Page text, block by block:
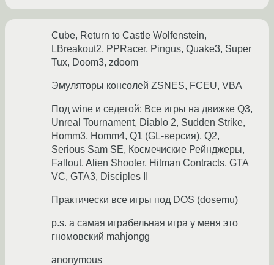
Cube, Return to Castle Wolfenstein,
LBreakout2, PPRacer, Pingus, Quake3, Super
Tux, Doom3, zdoom
Эмуляторы консолей ZSNES, FCEU, VBA
Под wine и седегой: Все игры на движке Q3,
Unreal Tournament, Diablo 2, Sudden Strike,
Homm3, Homm4, Q1 (GL-версия), Q2,
Serious Sam SE, Космечиские Рейнджеры,
Fallout, Alien Shooter, Hitman Contracts, GTA
VC, GTA3, Disciples II
Практически все игры под DOS (dosemu)
p.s. а самая играбельная игра у меня это
гномовский mahjongg
anonymous